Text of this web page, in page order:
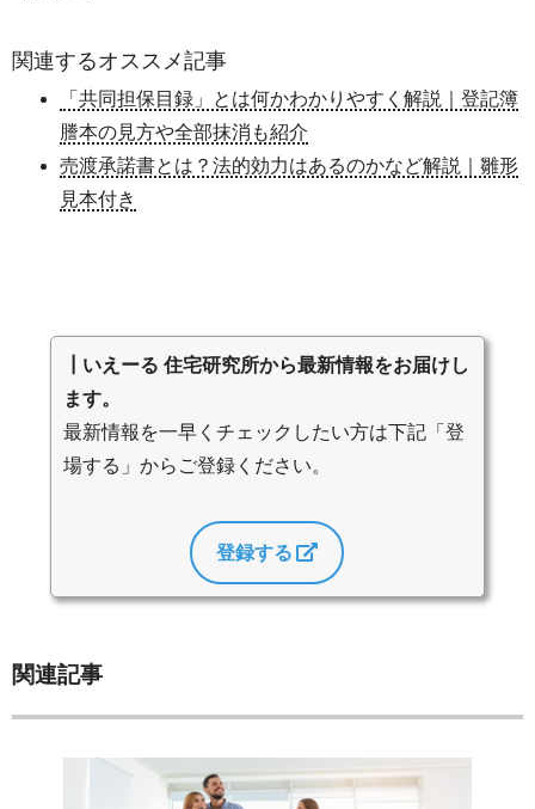
関連するオススメ記事
「共同担保目録」とは何かわかりやすく解説｜登記簿
謄本の見方や全部抹消も紹介
売渡承諾書とは？法的効力はあるのかなど解説｜雛形
見本付き
┃いえーる 住宅研究所から最新情報をお届けし
ます。
最新情報を一早くチェックしたい方は下記「登
場する」からご登録ください。
登録する
関連記事